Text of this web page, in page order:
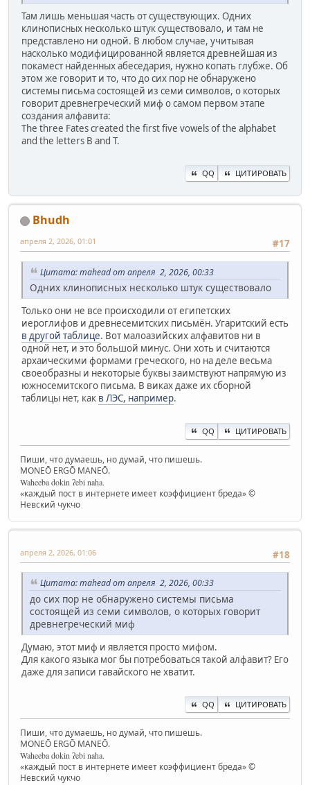
Там лишь меньшая часть от существующих. Одних
клинописных несколько штук существовало, и там не
представлено ни одной. В любом случае, учитывая
насколько модифицированной является древнейшая из
покамест найденных абеседария, нужно копать глубже. Об
этом же говорит и то, что до сих пор не обнаружено
системы письма состоящей из семи символов, о которых
говорит древнегреческий миф о самом первом этапе
создания алфавита:
The three Fates created the first five vowels of the alphabet
and the letters B and T.
QQ ЦИТИРОВАТЬ
Bhudh
#17
апреля 2, 2026, 01:01
Цитата: mahead от апреля 2, 2026, 00:33
Одних клинописных несколько штук существовало
Только они не все происходили от египетских
иероглифов и древнесемитских письмён. Угаритский есть
в другой таблице. Вот малоазийских алфавитов ни в
одной нет, и это большой минус. Они хоть и считаются
архаическими формами греческого, но на деле весьма
своеобразны и некоторые буквы заимствуют напрямую из
южносемитского письма. В виках даже их сборной
таблицы нет, как в ЛЭС, например.
QQ ЦИТИРОВАТЬ
Пиши, что думаешь, но думай, что пишешь.
MONEŌ ERGŌ MANEŌ.
Waheeba dokin ʔebi naha.
«каждый пост в интернете имеет коэффициент бреда» ©
Невский чукчо
#18
апреля 2, 2026, 01:06
Цитата: mahead от апреля 2, 2026, 00:33
до сих пор не обнаружено системы письма
состоящей из семи символов, о которых говорит
древнегреческий миф
Думаю, этот миф и является просто мифом.
Для какого языка мог бы потребоваться такой алфавит? Его
даже для записи гавайского не хватит.
QQ ЦИТИРОВАТЬ
Пиши, что думаешь, но думай, что пишешь.
MONEŌ ERGŌ MANEŌ.
Waheeba dokin ʔebi naha.
«каждый пост в интернете имеет коэффициент бреда» ©
Невский чукчо